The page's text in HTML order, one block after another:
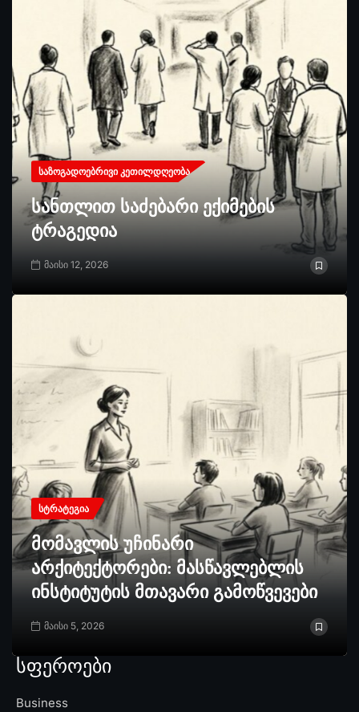
ᲡᲐᲖᲝᲒᲐᲓᲝᲔᲑᲠᲘᲕᲘ ᲙᲔᲗᲘᲚᲓᲦᲔᲝᲑᲐ
სანთლით საძებარი ექიმების
ტრაგედია
მაისი 12, 2026
ᲡᲢᲠᲐᲢᲔᲒᲘᲐ
მომავლის უჩინარი
არქიტექტორები: მასწავლებლის
ინსტიტუტის მთავარი გამოწვევები
მაისი 5, 2026
სფეროები
Business